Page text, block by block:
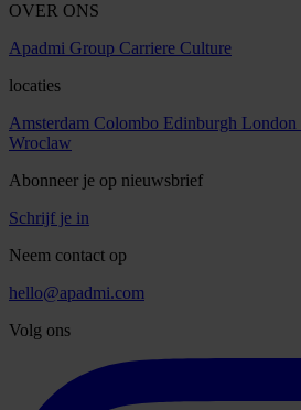
OVER ONS
Apadmi Group Carriere Culture
locaties
Amsterdam Colombo Edinburgh London
Wroclaw
Abonneer je op nieuwsbrief
Schrijf je in
Neem contact op
hello@apadmi.com
Volg ons